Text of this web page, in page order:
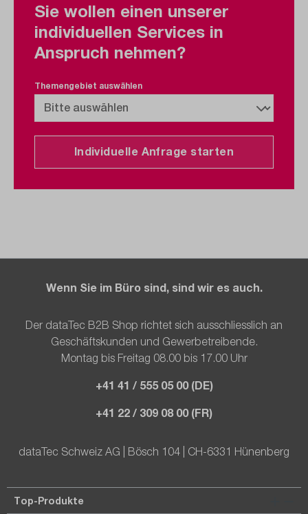
Sie wollen einen unserer
individuellen Services in
Anspruch nehmen?
Themengebiet auswählen
Individuelle Anfrage starten
Wenn Sie im Büro sind, sind wir es auch.
Der dataTec B2B Shop richtet sich ausschliesslich an
Geschäftskunden und Gewerbetreibende.
Montag bis Freitag 08.00 bis 17.00 Uhr
+41 41 / 555 05 00 (DE)
+41 22 / 309 08 00 (FR)
dataTec Schweiz AG | Bösch 104 | CH-6331 Hünenberg
Top-Produkte